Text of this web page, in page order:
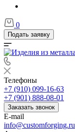
0
Подать заявку
Телефоны
+7 (910) 099-16-63
+7 (901) 888-08-01
Заказать звонок
E-mail
info@customforging.ru